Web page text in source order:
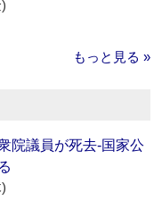
もっと見る »
院議員が死去‐国家公